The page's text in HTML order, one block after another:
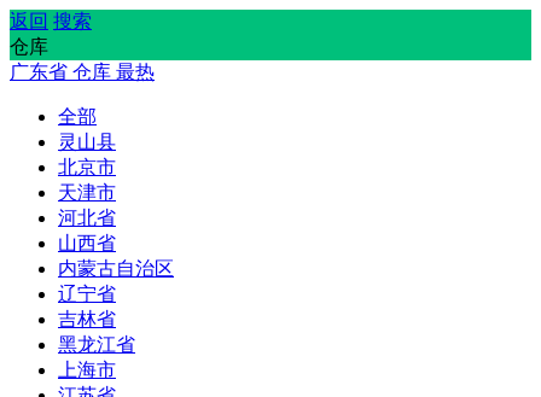
返回 搜索
仓库
广东省 仓库 最热
全部
灵山县
北京市
天津市
河北省
山西省
内蒙古自治区
辽宁省
吉林省
黑龙江省
上海市